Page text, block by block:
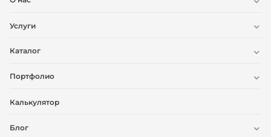
Услуги
Каталог
Портфолио
Калькулятор
Блог